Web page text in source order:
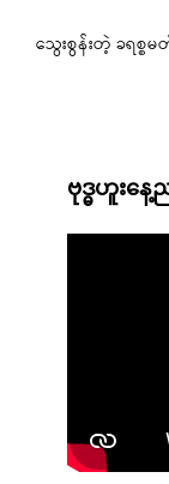
သွေးစွန်းတဲ့ ခရစ္စ
ဗုဒ္ဓဟူးန